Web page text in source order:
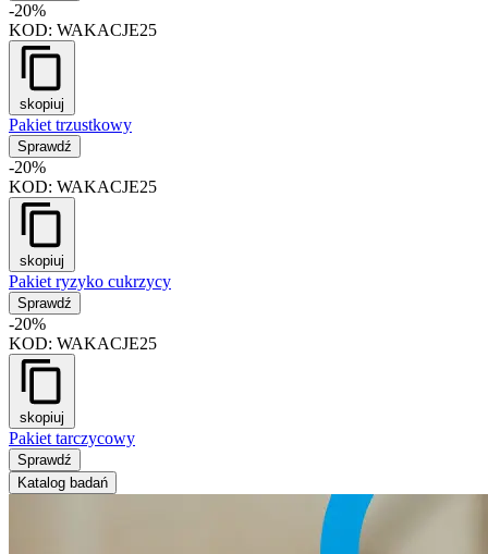
-20%
KOD: WAKACJE25
skopiuj
Pakiet trzustkowy
Sprawdź
-20%
KOD: WAKACJE25
skopiuj
Pakiet ryzyko cukrzycy
Sprawdź
-20%
KOD: WAKACJE25
skopiuj
Pakiet tarczycowy
Sprawdź
Katalog badań